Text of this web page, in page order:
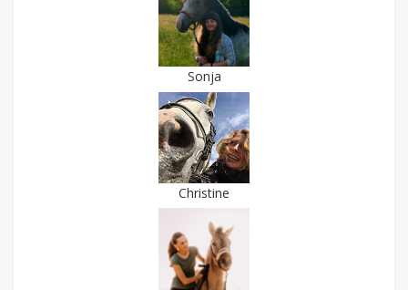
Sonja
Christine